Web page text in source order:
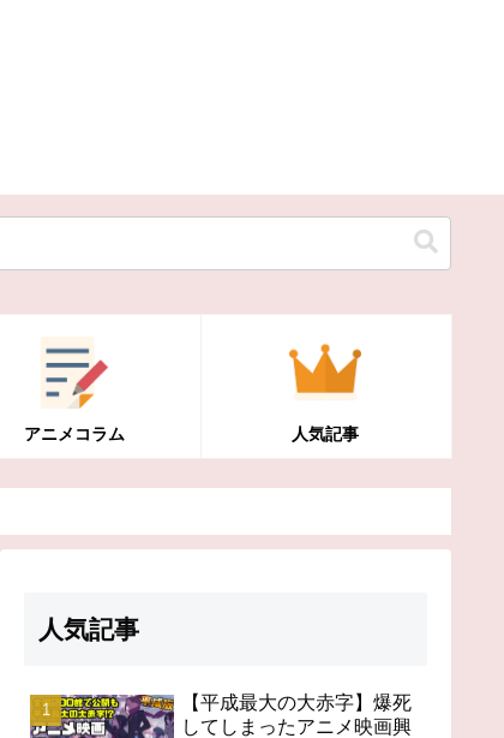
アニメコラム 人気記事
人気記事
【平成最大の大赤字】爆死
してしまったアニメ映画興